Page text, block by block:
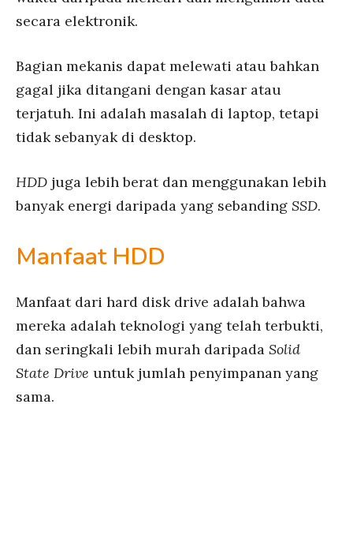
secara elektronik.
Bagian mekanis dapat melewati atau bahkan
gagal jika ditangani dengan kasar atau
terjatuh. Ini adalah masalah di laptop, tetapi
tidak sebanyak di desktop.
HDD juga lebih berat dan menggunakan lebih
banyak energi daripada yang sebanding SSD.
Manfaat HDD
Manfaat dari hard disk drive adalah bahwa
mereka adalah teknologi yang telah terbukti,
dan seringkali lebih murah daripada Solid
State Drive untuk jumlah penyimpanan yang
sama.